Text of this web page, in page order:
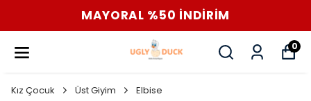
MAYORAL %50 İNDİRİM
0
Kız Çocuk Üst Giyim Elbise